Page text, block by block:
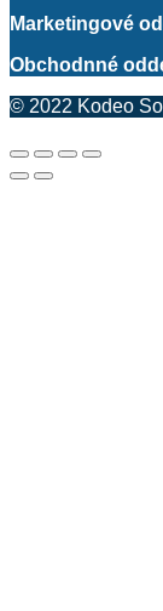
Marketingové
Obchodnné
© 2022 Kodeo